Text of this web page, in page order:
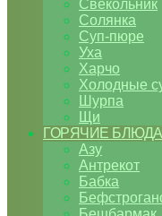
Свекольник
Солянка
Суп-пюре
Уха
Харчо
Холодные
Шурпа
Щи
ГОРЯЧИЕ БЛЮДА
Азу
Антрекот
Бабка